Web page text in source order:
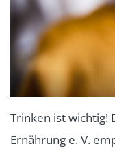
Trinken ist wichtig!
Ernährung e. V.